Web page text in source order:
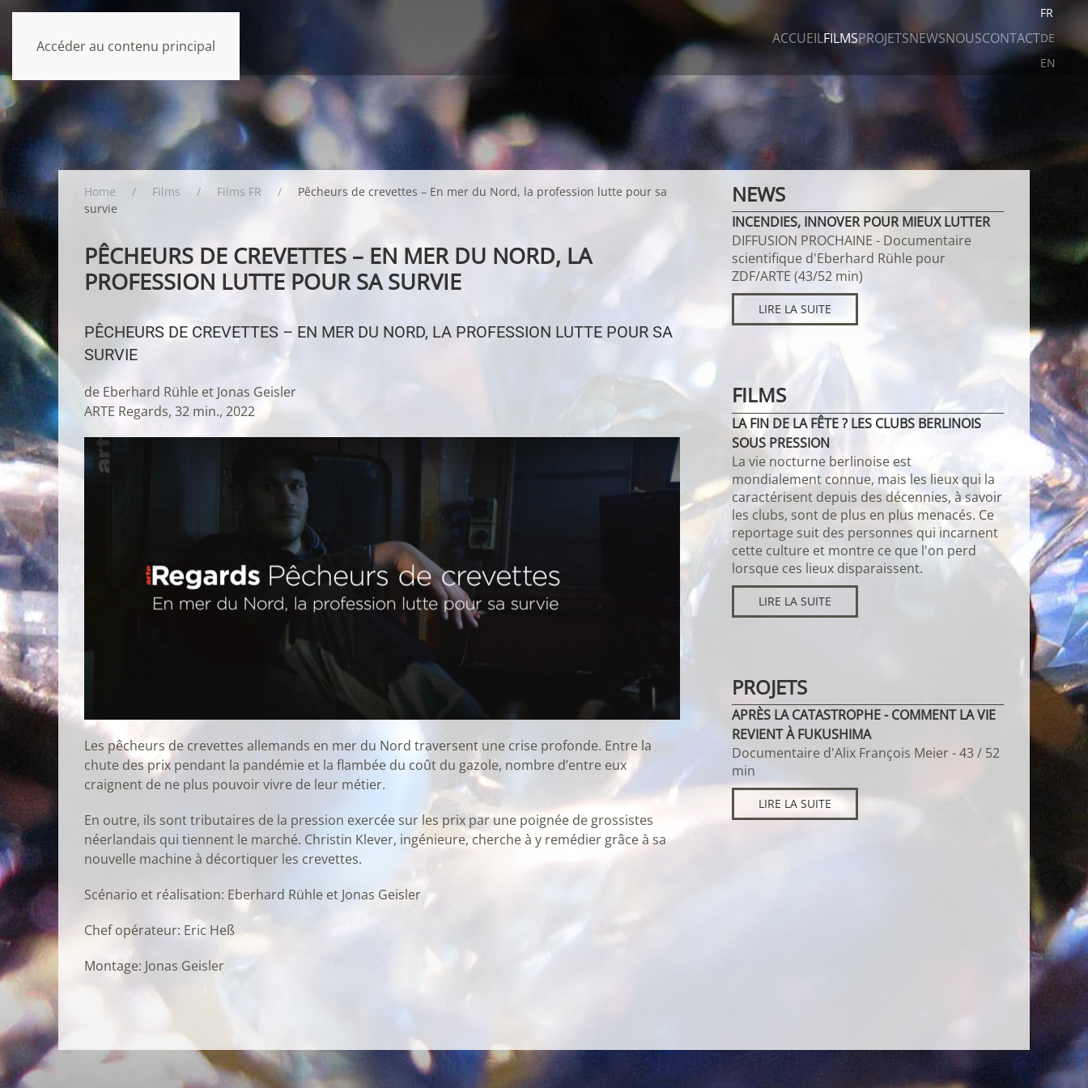
Accéder au contenu principal ACCUEILFILMSPROJETSNEWSNOUSCONTACT
FR
DE
EN
Home Films Films FR
Pêcheurs de crevettes – En mer du Nord, la profession lutte pour sa
survie
PÊCHEURS DE CREVETTES – EN MER DU NORD, LA
PROFESSION LUTTE POUR SA SURVIE
PÊCHEURS DE CREVETTES – EN MER DU NORD, LA PROFESSION LUTTE POUR SA
SURVIE
de Eberhard Rühle et Jonas Geisler
ARTE Regards, 32 min., 2022
Les pêcheurs de crevettes allemands en mer du Nord traversent une crise profonde. Entre la
chute des prix pendant la pandémie et la flambée du coût du gazole, nombre d’entre eux
craignent de ne plus pouvoir vivre de leur métier.
En outre, ils sont tributaires de la pression exercée sur les prix par une poignée de grossistes
néerlandais qui tiennent le marché. Christin Klever, ingénieure, cherche à y remédier grâce à sa
nouvelle machine à décortiquer les crevettes.
Scénario et réalisation: Eberhard Rühle et Jonas Geisler
Chef opérateur: Eric Heß
Montage: Jonas Geisler
NEWS
INCENDIES, INNOVER POUR MIEUX LUTTER
DIFFUSION PROCHAINE - Documentaire
scientifique d'Eberhard Rühle pour
ZDF/ARTE (43/52 min)
LIRE LA SUITE
FILMS
LA FIN DE LA FÊTE ? LES CLUBS BERLINOIS
SOUS PRESSION
La vie nocturne berlinoise est
mondialement connue, mais les lieux qui la
caractérisent depuis des décennies, à savoir
les clubs, sont de plus en plus menacés. Ce
reportage suit des personnes qui incarnent
cette culture et montre ce que l'on perd
lorsque ces lieux disparaissent.
LIRE LA SUITE
PROJETS
APRÈS LA CATASTROPHE - COMMENT LA VIE
REVIENT À FUKUSHIMA
Documentaire d'Alix François Meier - 43 / 52
min
LIRE LA SUITE